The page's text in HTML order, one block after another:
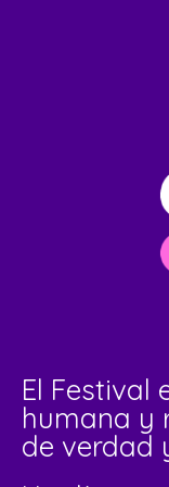
El Festival
humana y
de verdad